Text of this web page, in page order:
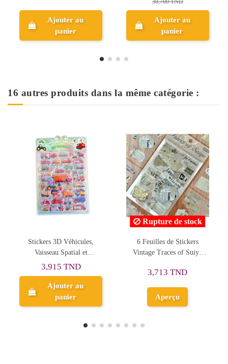
Ajouter au
panier
Ajouter au
panier
16 autres produits dans la même catégorie :
6 Feuilles de Stickers
Vintage Traces of Suiyu
pour Junk Journal &
3,713 TND
Aperçu
Stickers 3D Alphabet
Thème Animaux
Ajouter au
panier